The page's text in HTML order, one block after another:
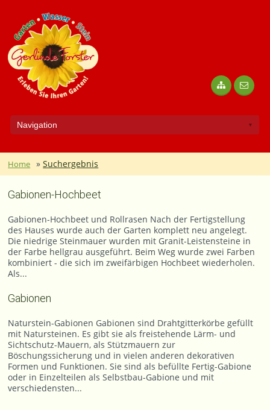
Home »Suchergebnis
Gabionen-Hochbeet
Gabionen-Hochbeet und Rollrasen Nach der Fertigstellung
des Hauses wurde auch der Garten komplett neu angelegt.
Die niedrige Steinmauer wurden mit Granit-Leistensteine in
der Farbe hellgrau ausgeführt. Beim Weg wurde zwei Farben
kombiniert - die sich im zweifärbigen Hochbeet wiederholen.
Als...
Gabionen
Naturstein-Gabionen Gabionen sind Drahtgitterkörbe gefüllt
mit Natursteinen. Es gibt sie als freistehende Lärm- und
Sichtschutz-Mauern, als Stützmauern zur
Böschungssicherung und in vielen anderen dekorativen
Formen und Funktionen. Sie sind als befüllte Fertig-Gabione
oder in Einzelteilen als Selbstbau-Gabione und mit
verschiedensten...